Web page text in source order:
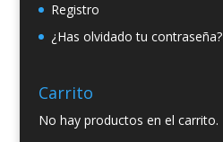
Registro
¿Has olvidado tu contraseña?
Carrito
No hay productos en el carrito.